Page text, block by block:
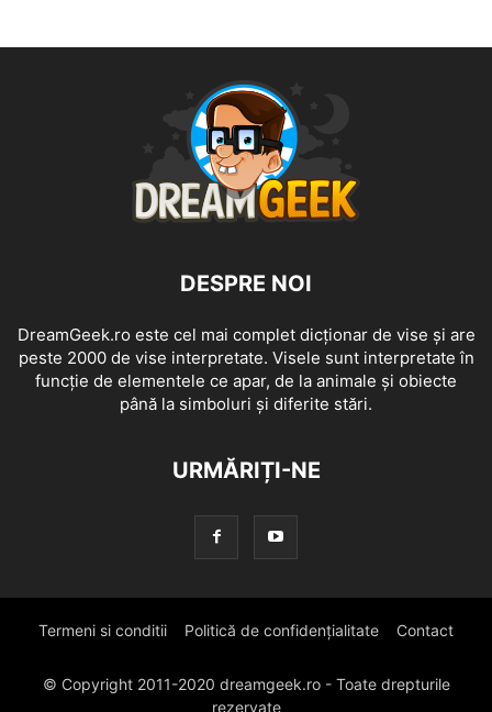
DESPRE NOI
DreamGeek.ro este cel mai complet dicționar de vise și are
peste 2000 de vise interpretate. Visele sunt interpretate în
funcție de elementele ce apar, de la animale și obiecte
până la simboluri și diferite stări.
URMĂRIȚI-NE
Termeni si conditii Politică de confidențialitate Contact
© Copyright 2011-2020 dreamgeek.ro - Toate drepturile
rezervate